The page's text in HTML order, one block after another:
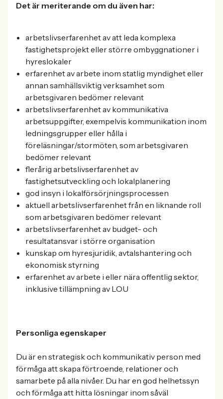
Det är meriterande om du även har:
arbetslivserfarenhet av att leda komplexa
fastighetsprojekt eller större ombyggnationer i
hyreslokaler
erfarenhet av arbete inom statlig myndighet eller
annan samhällsviktig verksamhet som
arbetsgivaren bedömer relevant
arbetslivserfarenhet av kommunikativa
arbetsuppgifter, exempelvis kommunikation inom
ledningsgrupper eller hålla i
föreläsningar/stormöten, som arbetsgivaren
bedömer relevant
flerårig arbetslivserfarenhet av
fastighetsutveckling och lokalplanering
god insyn i lokalförsörjningsprocessen
aktuell arbetslivserfarenhet från en liknande roll
som arbetsgivaren bedömer relevant
arbetslivserfarenhet av budget- och
resultatansvar i större organisation
kunskap om hyresjuridik, avtalshantering och
ekonomisk styrning
erfarenhet av arbete i eller nära offentlig sektor,
inklusive tillämpning av LOU
Personliga egenskaper
Du är en strategisk och kommunikativ person med
förmåga att skapa förtroende, relationer och
samarbete på alla nivåer. Du har en god helhetssyn
och förmåga att hitta lösningar inom såväl